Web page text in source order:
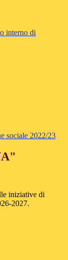
interno di
sociale 2022/23
iniziative di
2027.